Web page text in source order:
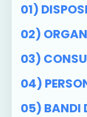
01)
02)
03)
04)
05) BANDI